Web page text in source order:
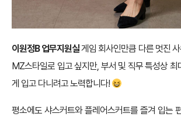
이원정B 업무지원실게임 회사인만큼 다른 멋진
MZ스타일로 입고 싶지만, 부서 및 직무 특성상 최
게 입고 다니려고 노력합니다!
평소에도 샤스커트와 플레어스커트를 즐겨 입는